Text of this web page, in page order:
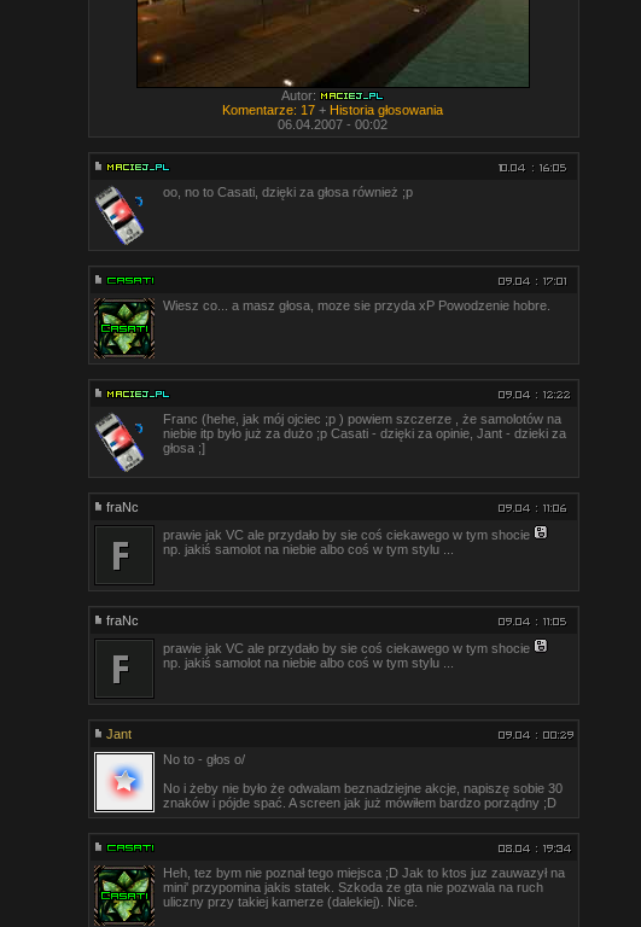
Autor:
Komentarze: 17 + Historia głosowania
06.04.2007 - 00:02
oo, no to Casati, dzięki za głosa również ;p
Wiesz co... a masz głosa, moze sie przyda xP Powodzenie hobre.
Franc (hehe, jak mój ojciec ;p ) powiem szczerze , że samolotów na
niebie itp było już za dużo ;p Casati - dzięki za opinie, Jant - dzieki za
głosa ;]
fraNc
prawie jak VC ale przydało by sie coś ciekawego w tym shocie
np. jakiś samolot na niebie albo coś w tym stylu ...
fraNc
prawie jak VC ale przydało by sie coś ciekawego w tym shocie
np. jakiś samolot na niebie albo coś w tym stylu ...
Jant
No to - głos o/
No i żeby nie było że odwalam beznadziejne akcje, napiszę sobie 30
znaków i pójde spać. A screen jak już mówiłem bardzo porządny ;D
Heh, tez bym nie poznał tego miejsca ;D Jak to ktos juz zauwazył na
mini' przypomina jakis statek. Szkoda ze gta nie pozwala na ruch
uliczny przy takiej kamerze (dalekiej). Nice.